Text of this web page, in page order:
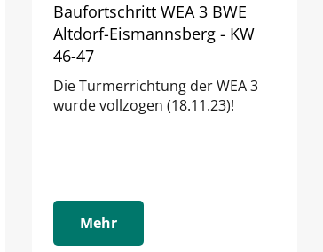
Baufortschritt WEA 3 BWE
Altdorf-Eismannsberg - KW
46-47
Die Turmerrichtung der WEA 3
wurde vollzogen (18.11.23)!
Mehr